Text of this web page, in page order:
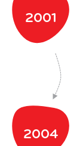
2001
2004